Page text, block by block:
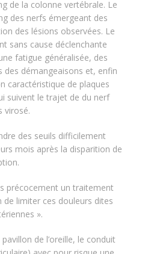
de la colonne vertébrale. Le
des nerfs émergeant des
des lésions observées. Le
sans cause déclenchante
fatigue généralisée, des
des démangeaisons et, enfin
caractéristique de plaques
suivent le trajet de du nerf
virosé.
des seuils difficilement
mois après la disparition de
précocement un traitement
de limiter ces douleurs dites
».
de l’oreille, le conduit